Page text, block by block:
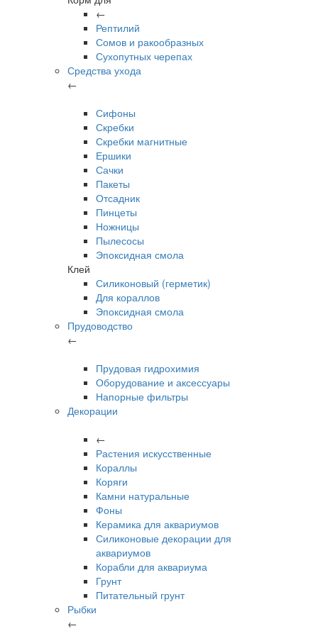
←
Рептилий
Сомов и ракообразных
Сухопутных черепах
Средства ухода
←
Сифоны
Скребки
Скребки магнитные
Ершики
Сачки
Пакеты
Отсадник
Пинцеты
Ножницы
Пылесосы
Эпоксидная смола
Клей
Силиконовый (герметик)
Для кораллов
Эпоксидная смола
Прудоводство
←
Прудовая гидрохимия
Оборудование и аксессуары
Напорные фильтры
Декорации
←
Растения искусственные
Кораллы
Коряги
Камни натуральные
Фоны
Керамика для аквариумов
Силиконовые декорации для
аквариумов
Корабли для аквариума
Грунт
Питательный грунт
Рыбки
←